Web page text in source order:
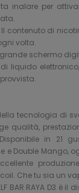
inalare per
contenuto di
volta.
schermo
liquido
tecnologia di
qualità,
in 21
e Double Mango,
Che tu sia un
BAR RAYA D3 è il